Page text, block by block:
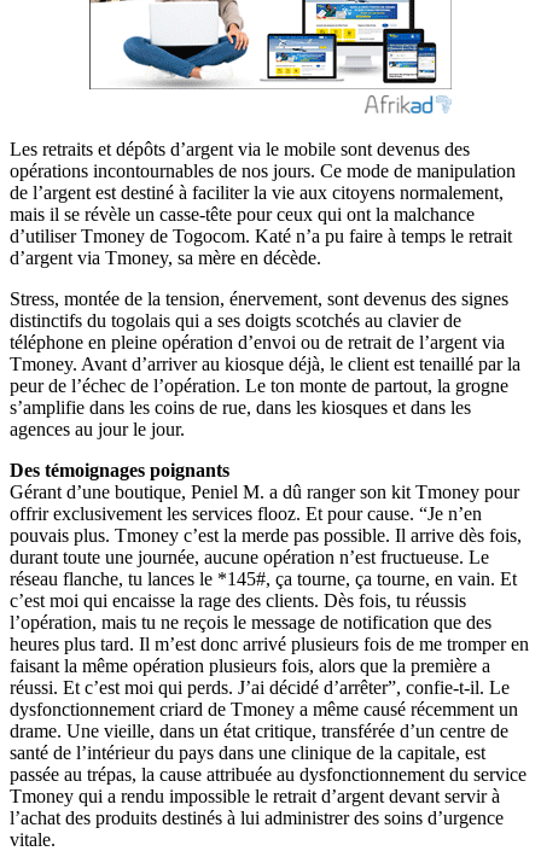
Les retraits et dépôts d’argent via le mobile sont devenus des
opérations incontournables de nos jours. Ce mode de manipulation
de l’argent est destiné à faciliter la vie aux citoyens normalement,
mais il se révèle un casse-tête pour ceux qui ont la malchance
d’utiliser Tmoney de Togocom. Katé n’a pu faire à temps le retrait
d’argent via Tmoney, sa mère en décède.
Stress, montée de la tension, énervement, sont devenus des signes
distinctifs du togolais qui a ses doigts scotchés au clavier de
téléphone en pleine opération d’envoi ou de retrait de l’argent via
Tmoney. Avant d’arriver au kiosque déjà, le client est tenaillé par la
peur de l’échec de l’opération. Le ton monte de partout, la grogne
s’amplifie dans les coins de rue, dans les kiosques et dans les
agences au jour le jour.
Des témoignages poignants
Gérant d’une boutique, Peniel M. a dû ranger son kit Tmoney pour
offrir exclusivement les services flooz. Et pour cause. “Je n’en
pouvais plus. Tmoney c’est la merde pas possible. Il arrive dès fois,
durant toute une journée, aucune opération n’est fructueuse. Le
réseau flanche, tu lances le *145#, ça tourne, ça tourne, en vain. Et
c’est moi qui encaisse la rage des clients. Dès fois, tu réussis
l’opération, mais tu ne reçois le message de notification que des
heures plus tard. Il m’est donc arrivé plusieurs fois de me tromper en
faisant la même opération plusieurs fois, alors que la première a
réussi. Et c’est moi qui perds. J’ai décidé d’arrêter”, confie-t-il. Le
dysfonctionnement criard de Tmoney a même causé récemment un
drame. Une vieille, dans un état critique, transférée d’un centre de
santé de l’intérieur du pays dans une clinique de la capitale, est
passée au trépas, la cause attribuée au dysfonctionnement du service
Tmoney qui a rendu impossible le retrait d’argent devant servir à
l’achat des produits destinés à lui administrer des soins d’urgence
vitale.